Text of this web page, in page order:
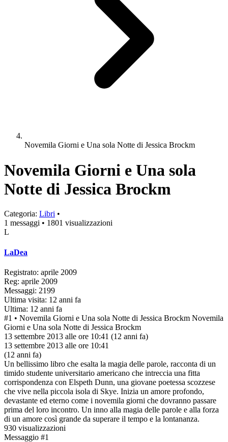
Novemila Giorni e Una sola Notte di Jessica Brockm
Novemila Giorni e Una sola
Notte di Jessica Brockm
Categoria: Libri •
1 messaggi • 1801 visualizzazioni
L
LaDea
Registrato: aprile 2009
Reg: aprile 2009
Messaggi: 2199
Ultima visita: 12 anni fa
Ultima: 12 anni fa
#1 • Novemila Giorni e Una sola Notte di Jessica Brockm Novemila
Giorni e Una sola Notte di Jessica Brockm
13 settembre 2013 alle ore 10:41 (12 anni fa)
13 settembre 2013 alle ore 10:41
(12 anni fa)
Un bellissimo libro che esalta la magia delle parole, racconta di un
timido studente universitario americano che intreccia una fitta
corrispondenza con Elspeth Dunn, una giovane poetessa scozzese
che vive nella piccola isola di Skye. Inizia un amore profondo,
devastante ed eterno come i novemila giorni che dovranno passare
prima del loro incontro. Un inno alla magia delle parole e alla forza
di un amore così grande da superare il tempo e la lontananza.
930 visualizzazioni
Messaggio #1